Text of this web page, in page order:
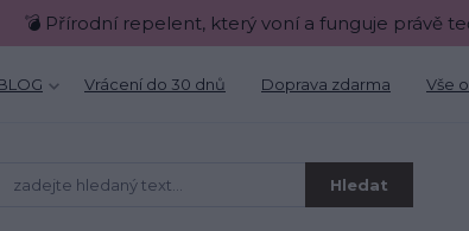
💣 Přírodní repelent, který voní a funguje právě
Vrácení do 30 dnů Doprava zdarma Vše
Hledat